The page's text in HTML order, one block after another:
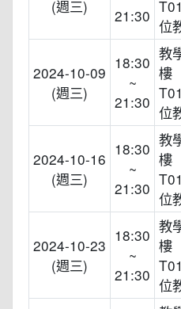
(週三)
21:30
位
2024-10-09
(週三)
18:30
~
21:30
教
樓
位
2024-10-16
(週三)
18:30
~
21:30
教
樓
位
2024-10-23
(週三)
18:30
~
21:30
教
樓
位